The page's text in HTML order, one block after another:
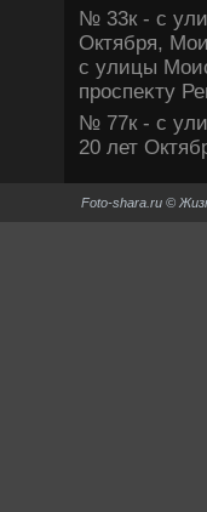
№ 33к - с
Октября,
с улицы
проспеκту
№ 77к - с
20 лет
Foto-shara.ru ©